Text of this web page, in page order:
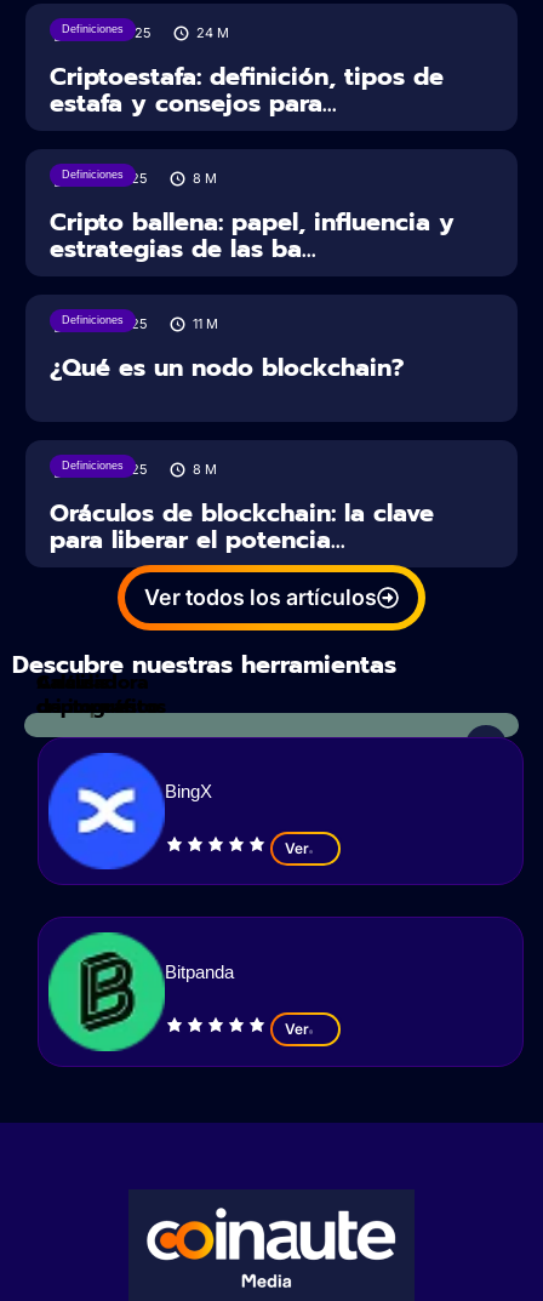
Definiciones
19/03/2025 24 M
Criptoestafa: definición, tipos de
estafa y consejos para...
Definiciones
13/01/2025 8 M
Cripto ballena: papel, influencia y
estrategias de las ba...
Definiciones
10/01/2025 11 M
¿Qué es un nodo blockchain?
Definiciones
10/01/2025 8 M
Oráculos de blockchain: la clave
para liberar el potencia...
Ver todos los artículos
Descubre nuestras herramientas
Calculadora
de impuestos
Análisis
criptográfico
BingX
Ver
Bitpanda
Ver